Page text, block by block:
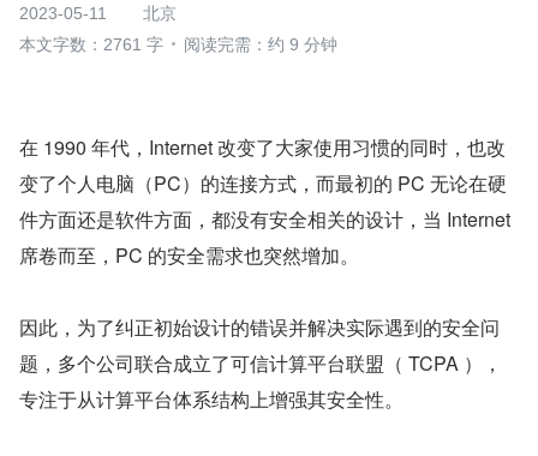
2023-05-11
北京
本文字数：2761 字
阅读完需：约 9 分钟
在 1990 年代，Internet 改变了大家使用习惯的同时，也改
变了个人电脑（PC）的连接方式，而最初的 PC 无论在硬
件方面还是软件方面，都没有安全相关的设计，当 Internet
席卷而至，PC 的安全需求也突然增加。
因此，为了纠正初始设计的错误并解决实际遇到的安全问
题，多个公司联合成立了可信计算平台联盟（ TCPA ），
专注于从计算平台体系结构上增强其安全性。